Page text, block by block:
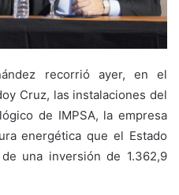
recorrió ayer, en el
Cruz, las instalaciones del
de IMPSA, la empresa
energética que el Estado
una inversión de 1.362,9